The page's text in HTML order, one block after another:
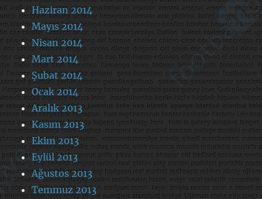
Haziran 2014
Mayıs 2014
Nisan 2014
Mart 2014
Şubat 2014
Ocak 2014
Aralık 2013
Kasım 2013
Ekim 2013
Eylül 2013
Ağustos 2013
Temmuz 2013